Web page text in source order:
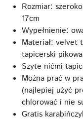
Rozmiar:
17cm
Wypełnienie:
Materiał: velvet
tapicerski
Szyte nićmi
Można prać w
(najlepiej użyć
chlorować i nie
Gratis